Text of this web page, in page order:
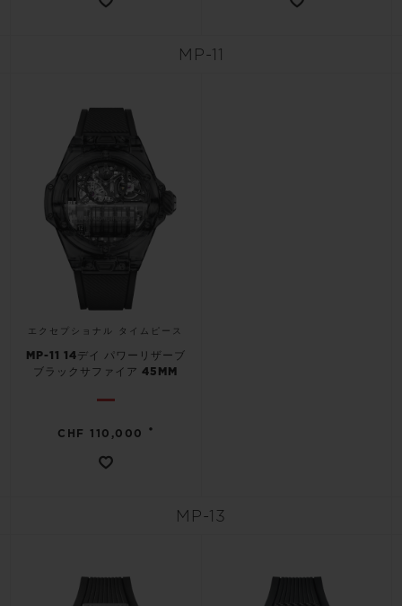
MP-11
エクセプショナル タイムピース
MP-11 14デイ パワーリザーブ
ブラックサファイア 45MM
CHF 110,000 •
MP-13